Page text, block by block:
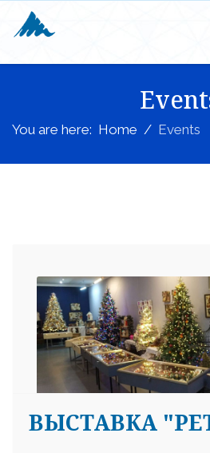
You are here: Home Events
ВЫСТАВКА